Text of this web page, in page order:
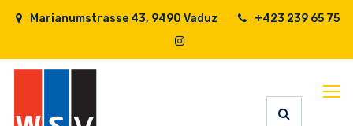
Marianumstrasse 43, 9490 Vaduz +423 239 65 75